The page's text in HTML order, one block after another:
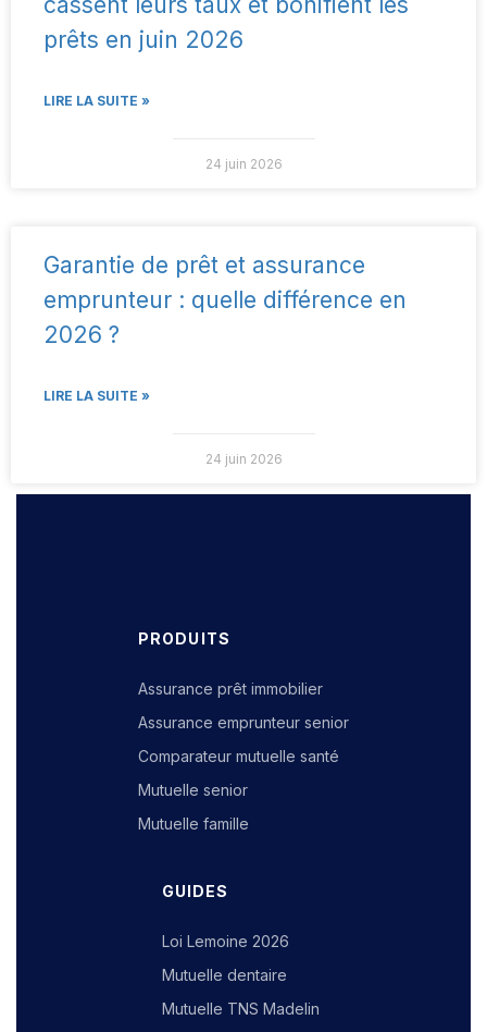
prêts en juin 2026
LIRE LA SUITE »
24 juin 2026
Garantie de prêt et assurance
emprunteur : quelle différence en
2026 ?
LIRE LA SUITE »
24 juin 2026
PRODUITS
Assurance prêt immobilier
Assurance emprunteur senior
Comparateur mutuelle santé
Mutuelle senior
Mutuelle famille
GUIDES
Loi Lemoine 2026
Mutuelle dentaire
Mutuelle TNS Madelin